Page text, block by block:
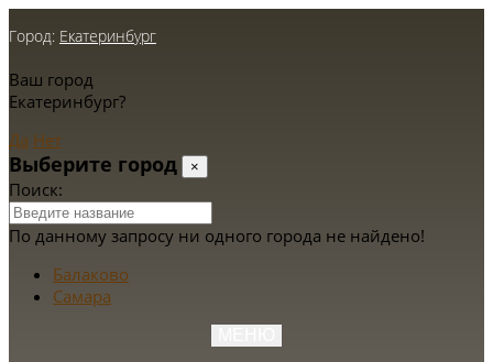
Город: Екатеринбург
Ваш город
Екатеринбург?
Да Нет
Выберите город ×
Поиск:
По данному запросу ни одного города не найдено!
Балаково
Самара